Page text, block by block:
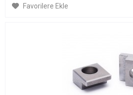
Favorilere Ekle